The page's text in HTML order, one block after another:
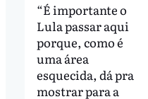
“É importante o
Lula passar aqui
porque, como é
uma área
esquecida, dá pra
mostrar para a